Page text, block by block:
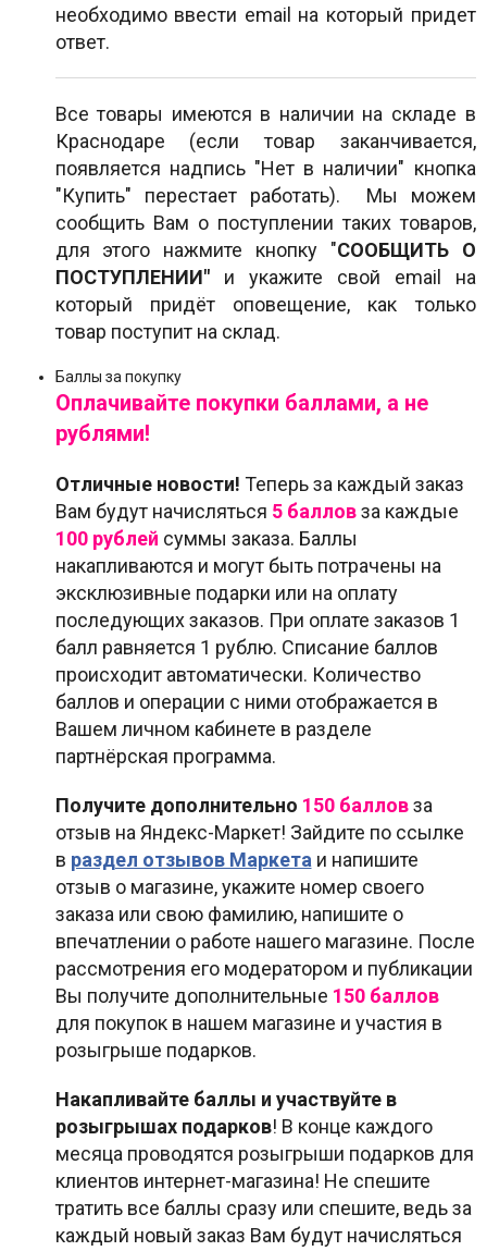
необходимо ввести email на который придет
ответ.
Все товары имеются в наличии на складе в
Краснодаре (если товар заканчивается,
появляется надпись "Нет в наличии" кнопка
"Купить" перестает работать). Мы можем
сообщить Вам о поступлении таких товаров,
для этого нажмите кнопку "СООБЩИТЬ О
ПОСТУПЛЕНИИ" и укажите свой email на
который придёт оповещение, как только
товар поступит на склад.
Баллы за покупку
Оплачивайте покупки баллами, а не
рублями!
Отличные новости! Теперь за каждый заказ
Вам будут начисляться 5балловза каждые
100 рублей суммы заказа. Баллы
накапливаются и могут быть потрачены на
эксклюзивные подарки или на оплату
последующих заказов. При оплате заказов 1
балл равняется 1 рублю. Списание баллов
происходит автоматически. Количество
баллов и операции с ними отображается в
Вашем личном кабинете в разделе
партнёрская программа.
Получите дополнительно 150 баллов за
отзыв на Яндекс-Маркет! Зайдите по ссылке
в раздел отзывов Маркета и напишите
отзыв о магазине, укажите номер своего
заказа или свою фамилию, напишите о
впечатлении о работе нашего магазине. После
рассмотрения его модератором и публикации
Вы получите дополнительные 150 баллов
для покупок в нашем магазине и участия в
розыгрыше подарков.
Накапливайте баллы и участвуйте в
розыгрышах подарков! В конце каждого
месяца проводятся розыгрыши подарков для
клиентов интернет-магазина! Не спешите
тратить все баллы сразу или спешите, ведь за
каждый новый заказ Вам будут начисляться